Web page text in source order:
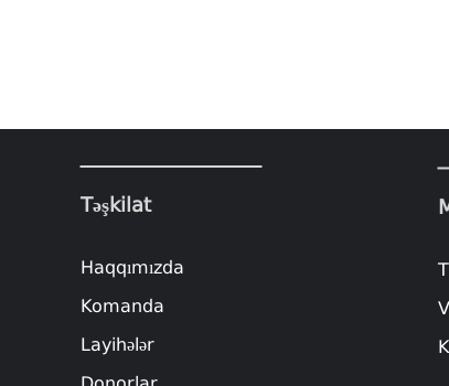
Təşkilat
Haqqımızda
Komanda
Layihələr